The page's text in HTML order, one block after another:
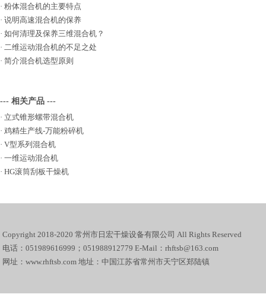
· 粉体混合机的主要特点
· 说明高速混合机的保养
· 如何清理及保养三维混合机？
· 二维运动混合机的不足之处
· 简介混合机选型原则
--- 相关产品 ---
· 立式锥形螺带混合机
· 鸡精生产线-万能粉碎机
· V型系列混合机
· 一维运动混合机
· HG滚筒刮板干燥机
Copyright 2018-2020 常州市日宏干燥设备有限公司 All Rights Reserved
电话：051989616999；051988912779 E-Mail：rhftsb@163.com
网址：www.rhftsb.com 地址：中国江苏省常州市天宁区郑陆镇